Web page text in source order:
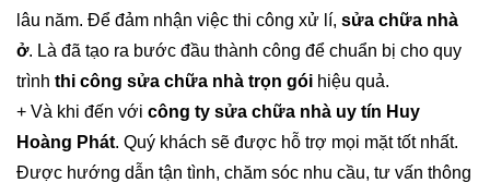
lâu năm. Để đảm nhận việc thi công xử lí, sửa chữa nhà
ở. Là đã tạo ra bước đầu thành công để chuẩn bị cho quy
trình thi công sửa chữa nhà trọn gói hiệu quả.
+ Và khi đến với công ty sửa chữa nhà uy tín Huy
Hoàng Phát. Quý khách sẽ được hỗ trợ mọi mặt tốt nhất.
Được hướng dẫn tận tình, chăm sóc nhu cầu, tư vấn thông